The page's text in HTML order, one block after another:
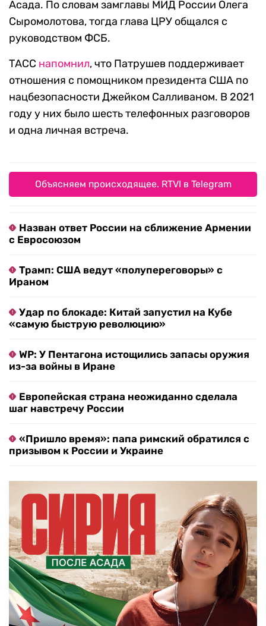
Асада. По словам замглавы МИД России Олега
Сыромолотова, тогда глава ЦРУ общался с
руководством ФСБ.
ТАСС напомнил, что Патрушев поддерживает
отношения с помощником президента США по
нацбезопасности Джейком Салливаном. В 2021
году у них было шесть телефонных разговоров
и одна личная встреча.
Объясняем происходящее. RTVI в Telegram
Назван ответ России на сближение Армении
с Евросоюзом
Трамп: США ведут «полупереговоры» с
Ираном
Удар по блокаде: Китай запустил на Кубе
«самую быструю революцию»
WP: У Пентагона истощились запасы оружия
из-за войны в Иране
Европейская страна неожиданно сделала
шаг навстречу России
«Пришло время»: папа римский обратился с
призывом к России и Украине